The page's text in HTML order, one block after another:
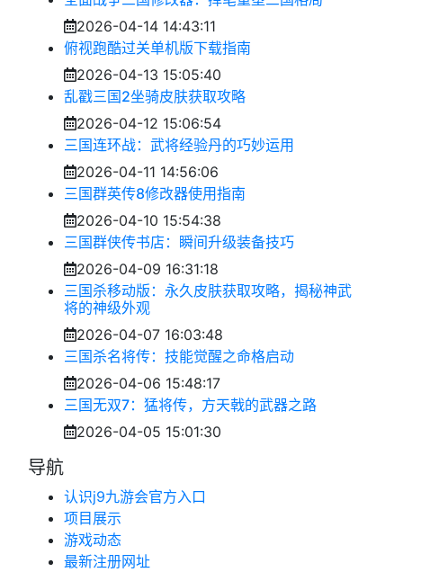
2026-04-14 14:43:11
俯视跑酷过关单机版下载指南
2026-04-13 15:05:40
乱戳三国2坐骑皮肤获取攻略
2026-04-12 15:06:54
三国连环战：武将经验丹的巧妙运用
2026-04-11 14:56:06
三国群英传8修改器使用指南
2026-04-10 15:54:38
三国群侠传书店：瞬间升级装备技巧
2026-04-09 16:31:18
三国杀移动版：永久皮肤获取攻略，揭秘神武
将的神级外观
2026-04-07 16:03:48
三国杀名将传：技能觉醒之命格启动
2026-04-06 15:48:17
三国无双7：猛将传，方天戟的武器之路
2026-04-05 15:01:30
导航
认识j9九游会官方入口
项目展示
游戏动态
最新注册网址